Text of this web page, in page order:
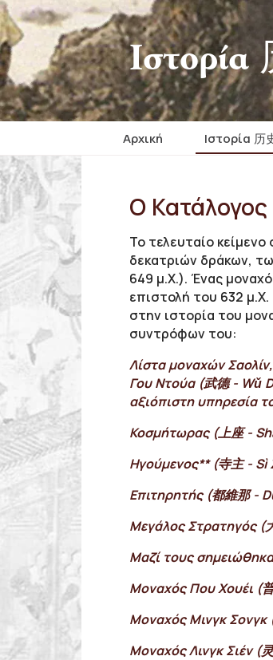
Iστορία
Αρχική Iστορία 历
Ο
Το τελευταίο
δεκατριών δράκων,
649 μ.Χ.). Ένας
επιστολή του 632 μ.Χ.
στην ιστορία του
συντρόφων του:
Λίστα μοναχών
Γου Ντούα (武德 - Wǔ
αξιόπιστη υπηρεσία
Κοσμήτωρας (上座 -
Ηγούμενος** (寺主 - Sì
Επιτηρητής (都維那 -
Μεγάλος Στρατηγός (
Μαζί τους
Μοναχός Που Χουέι (
Μοναχός Μινγκ Σονγκ
Μοναχός Λινγκ Σιέν (